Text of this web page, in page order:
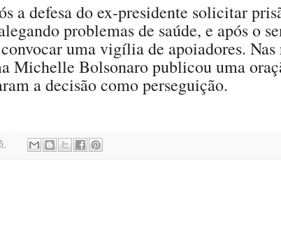
a defesa do ex-presidente solicitar
problemas de saúde, e após o
uma vigília de apoiadores. Nas
Michelle Bolsonaro publicou uma
a decisão como perseguição.